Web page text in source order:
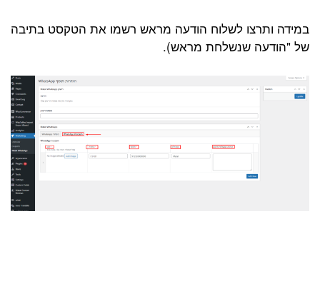
במידה ותרצו לשלוח הודעה מראש רשמו את הטקסט בתיבה
של "הודעה שנשלחת מראש).